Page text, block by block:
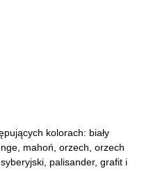
kolorach: biały
mahoń, orzech, orzech
palisander, grafit i